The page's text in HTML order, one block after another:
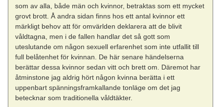
som av alla, både män och kvinnor, betraktas som ett mycket
grovt brott. Å andra sidan finns hos ett antal kvinnor ett
märkligt behov att för omvärlden deklarera att de blivit
våldtagna, men i de fallen handlar det så gott som
uteslutande om någon sexuell erfarenhet som inte utfallit till
full belåtenhet för kvinnan. De här senare händelserna
berättar dessa kvinnor sedan vitt och brett om. Däremot har
åtminstone jag aldrig hört någon kvinna berätta i ett
uppenbart spänningsframkallande tonläge om det jag
betecknar som traditionella våldtäkter.